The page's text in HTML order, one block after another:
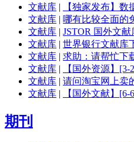
文献库 |
【独家发布】数
文献库 | 哪有比较全面的
文献库 | JSTOR 国外文献
文献库 | 世界银行文献库
文献库 | 求助：请帮忙下
文献库 |
【国外资源】[3-
文献库 | 请问淘宝网上卖
文献库 | 【国外文献】[6-
期刊